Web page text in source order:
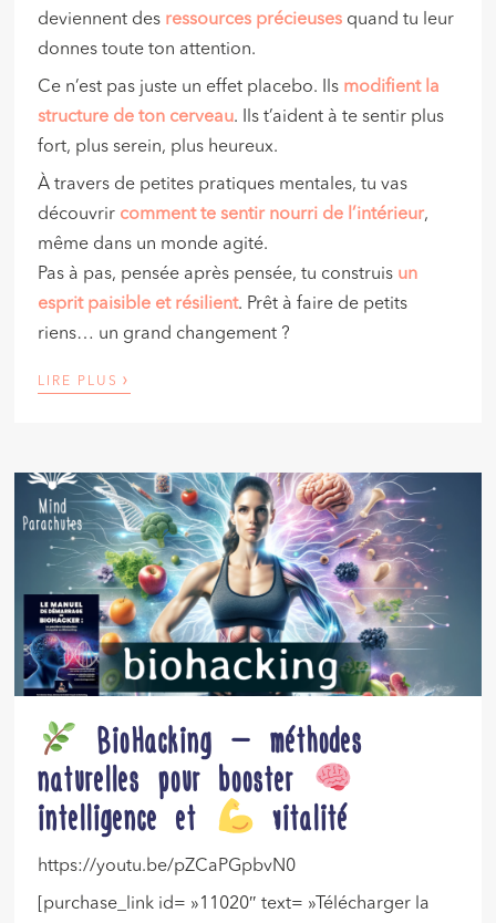
deviennent des ressources précieuses quand tu leur
donnes toute ton attention.
Ce n’est pas juste un effet placebo. Ils modifient la
structure de ton cerveau. Ils t’aident à te sentir plus
fort, plus serein, plus heureux.
À travers de petites pratiques mentales, tu vas
découvrir comment te sentir nourri de l’intérieur,
même dans un monde agité.
Pas à pas, pensée après pensée, tu construis un
esprit paisible et résilient. Prêt à faire de petits
riens… un grand changement ?
LIRE PLUS ›
BioHacking – méthodes
naturelles pour booster
intelligence et
vitalité
https://youtu.be/pZCaPGpbvN0
[purchase_link id= »11020″ text= »Télécharger la